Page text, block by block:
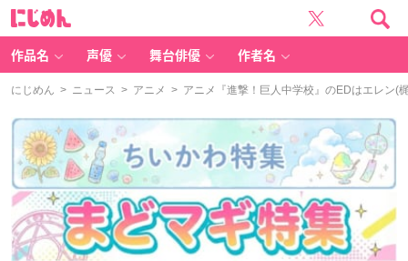
作品名 声優 舞台俳優 作者名
にじめん > ニュース > アニメ > アニメ『進撃！巨人中学校』のEDはエレン(